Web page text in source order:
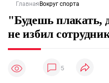
Главная Вокруг спорта
"Будешь плакать,
не избил
5